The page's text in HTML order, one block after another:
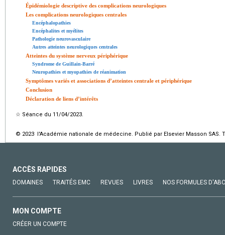
Épidémiologie descriptive des complications neurologiques
Les complications neurologiques centrales
Encéphalopathies
Encéphalites et myélites
Pathologie neurovasculaire
Autres atteintes neurologiques centrales
Atteintes du système nerveux périphérique
Syndrome de Guillain-Barré
Neuropathies et myopathies de réanimation
Symptômes variés et associations d’atteintes centrale et périphérique
Conclusion
Déclaration de liens d’intérêts
☆ Séance du 11/04/2023.
© 2023 l'Académie nationale de médecine. Publié par Elsevier Masson SAS.
ACCÈS RAPIDES
DOMAINES TRAITÉS EMC REVUES LIVRES NOS FORMULES
MON COMPTE
CRÉER UN COMPTE